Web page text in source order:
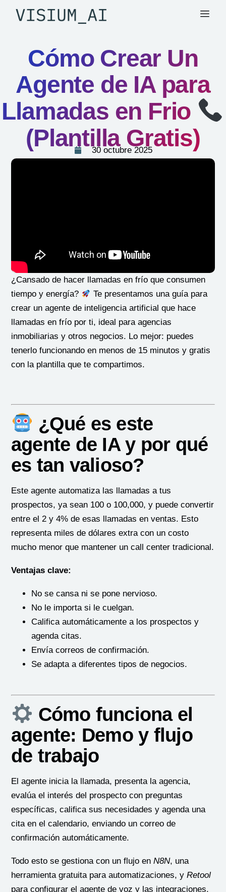
Cómo Crear Un
Agente de IA para
Llamadas en Frio
(Plantilla Gratis)
30 octubre 2025
¿Cansado de hacer llamadas en frío que consumen
tiempo y energía?
Te presentamos una guía para
crear un agente de inteligencia artificial que hace
llamadas en frío por ti, ideal para agencias
inmobiliarias y otros negocios. Lo mejor: puedes
tenerlo funcionando en menos de 15 minutos y gratis
con la plantilla que te compartimos.
¿Qué es este
agente de IA y por qué
es tan valioso?
Este agente automatiza las llamadas a tus
prospectos, ya sean 100 o 100,000, y puede convertir
entre el 2 y 4% de esas llamadas en ventas. Esto
representa miles de dólares extra con un costo
mucho menor que mantener un call center tradicional.
Ventajas clave:
No se cansa ni se pone nervioso.
No le importa si le cuelgan.
Califica automáticamente a los prospectos y
agenda citas.
Envía correos de confirmación.
Se adapta a diferentes tipos de negocios.
Cómo funciona el
agente: Demo y flujo
de trabajo
El agente inicia la llamada, presenta la agencia,
evalúa el interés del prospecto con preguntas
específicas, califica sus necesidades y agenda una
cita en el calendario, enviando un correo de
confirmación automáticamente.
Todo esto se gestiona con un flujo en N8N, una
herramienta gratuita para automatizaciones, y Retool
para configurar el agente de voz y las integraciones.